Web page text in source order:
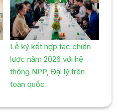
Lễ ký kết hợp tác chiến
lược năm 2026 với hệ
thống NPP, Đại lý trên
toàn quốc